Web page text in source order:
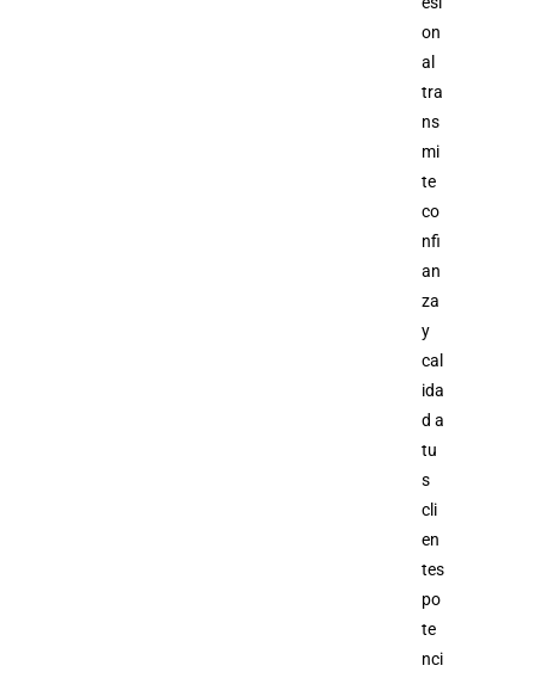
on
al
tra
ns
mi
te
co
nfi
an
za
y
cal
ida
d a
tu
s
cli
en
tes
po
te
nci